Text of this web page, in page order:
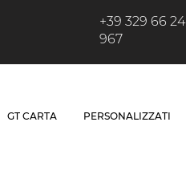
+39 329 66 24
967
GT CARTA PERSONALIZZATI